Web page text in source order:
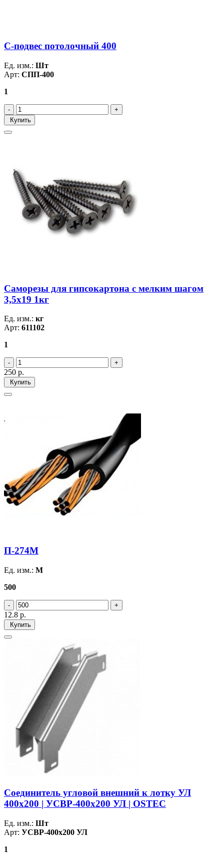
С-подвес потолочный 400
Ед. изм.: Шт
Арт: СПП-400
1
Купить
Саморезы для гипсокартона с мелким шагом
3,5х19 1кг
Ед. изм.: кг
Арт: 611102
1
250 р.
Купить
П-274M
Ед. изм.: М
500
12.8 р.
Купить
Соединитель угловой внешний к лотку УЛ
400х200 | УСВР-400х200 УЛ | OSTEC
Ед. изм.: Шт
Арт: УСВР-400х200 УЛ
1